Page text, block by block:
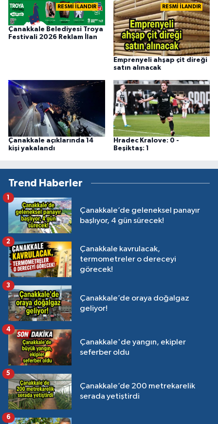
RESMİ İLANDIR
Çanakkale Belediyesi Troya
Festivali 2026 Reklam İlan
RESMİ İLANDIR
Emprenyeli ahşap çit direği
satın alınacak
Çanakkale açıklarında 14
kişi yakalandı
Hradec Kralove: 0 -
Beşiktaş: 1
Trend Haberler
Çanakkale’de geleneksel panayır
başlıyor, 4 gün sürecek!
1
Çanakkale kavrulacak,
termometreler o dereceyi
görecek!
2
Çanakkale’de oraya doğalgaz
geliyor!
3
Çanakkale'de yangın, ekipler
seferber oldu
4
Çanakkale’de 200 metrekarelik
serada yetiştirdi
5
6